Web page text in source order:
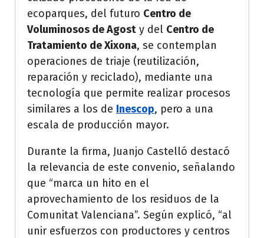
ecoparques, del futuro Centro de
Voluminosos de Agost y del Centro de
Tratamiento de Xixona, se contemplan
operaciones de triaje (reutilización,
reparación y reciclado), mediante una
tecnología que permite realizar procesos
similares a los de Inescop, pero a una
escala de producción mayor.
Durante la firma, Juanjo Castelló destacó
la relevancia de este convenio, señalando
que “marca un hito en el
aprovechamiento de los residuos de la
Comunitat Valenciana”. Según explicó, “al
unir esfuerzos con productores y centros